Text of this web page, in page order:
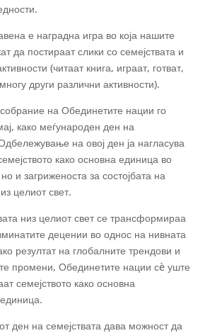
е наградна игра во која нашите
да постираат слики со семејствата и
(читаат книга, играат, готват,
други различни активности).
на Обединетите нации го
како меѓународен ден на
на овој ден ја нагласува
како основна единица во
и загриженоста за состојбата на
целиот свет.
низ целиот свет се трансформираа
децении во однос на нивната
резултат на глобалните трендови и
промени, Обединетите нации сè уште
семејството како основна
ден на семејствата дава можност да